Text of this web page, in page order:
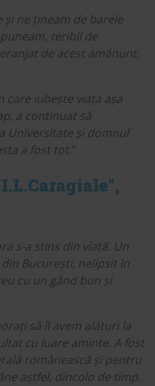
ne țineam de barele
teribil de
de acest amănunt,
care iubește viața așa
a continuat să
Universitate și domnul
a fost tot.”
s-a stins din viață. Un
București, nelipsit în
cu un gând bun și
să îl avem alături la
cu luare aminte. A fost
românească și pentru
astfel, dincolo de timp.